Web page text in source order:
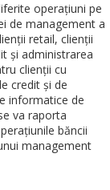
operațiuni pe
de management a
retail, clienții
și administrarea
clienții cu
credit și de
informatice de
va raporta
băncii
management